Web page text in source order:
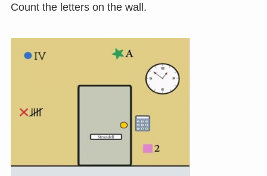
Count the letters on the wall.